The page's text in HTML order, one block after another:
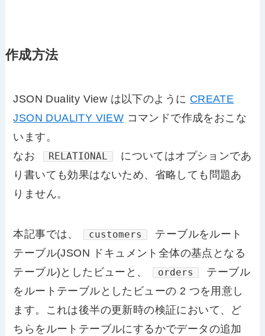
作成方法
JSON Duality View は以下のように CREATE
JSON DUALITY VIEW コマンドで作成をおこな
います。
なお
RELATIONAL
についてはオプションであ
り書いても効果はないため、省略しても問題あ
りません。
本記事では、 customers
テーブルをルート
テーブル(JSON ドキュメント全体の基点となる
テーブル)としたビューと、
orders
テーブル
をルートテーブルとしたビューの 2 つを用意し
ます。これは後半の更新時の検証において、ど
ちらをルートテーブルにするかでデータの追加